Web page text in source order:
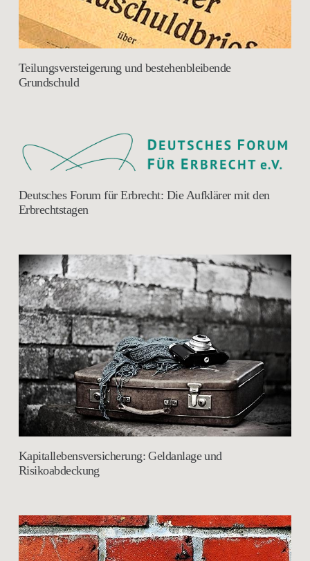
Teilungsversteigerung und bestehenbleibende
Grundschuld
Deutsches Forum für Erbrecht: Die Aufklärer mit den
Erbrechtstagen
Kapitallebensversicherung: Geldanlage und
Risikoabdeckung